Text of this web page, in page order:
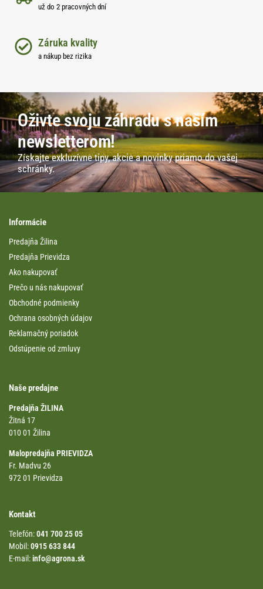
už do 2 pracovných dní
Záruka kvality
a nákup bez rizika
Oživte svoju záhradu s naším
newsletterom!
Získajte exkluzívne tipy, akcie a novinky priamo do vašej
schránky.
Informácie
Predajňa Žilina
Predajňa Prievidza
Ako nakupovať
Prečo u nás nakupovať
Obchodné podmienky
Ochrana osobných údajov
Reklamačný poriadok
Odstúpenie od zmluvy
Naše predajne
Predajňa ŽILINA
Žitná 17
010 01 Žilina
Malopredajňa PRIEVIDZA
Fr. Madvu 26
972 01 Prievidza
Kontakt
Telefón:041 700 25 05
Mobil:0915 633 844
E-mail:info@agrona.sk